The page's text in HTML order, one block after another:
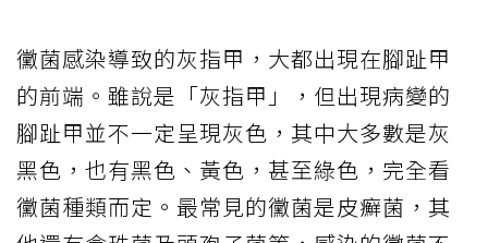
黴菌感染導致的灰指甲，大都出現在腳趾甲
的前端。雖說是「灰指甲」，但出現病變的
腳趾甲並不一定呈現灰色，其中大多數是灰
黑色，也有黑色、黃色，甚至綠色，完全看
黴菌種類而定。最常見的黴菌是皮癬菌，其